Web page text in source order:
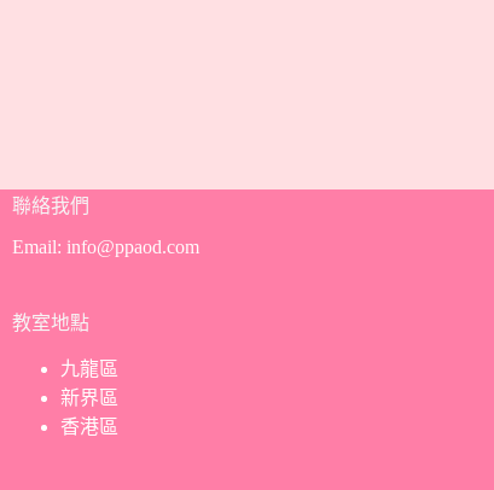
聯絡我們
Email: info@ppaod.com
教室地點
九龍區
新界區
香港區